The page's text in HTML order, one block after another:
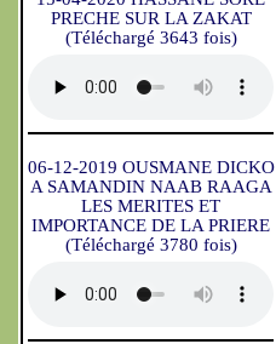
PRECHE SUR LA ZAKAT
(Téléchargé 3643 fois)
06-12-2019 OUSMANE DICKO
A SAMANDIN NAAB RAAGA
LES MERITES ET
IMPORTANCE DE LA PRIERE
(Téléchargé 3780 fois)